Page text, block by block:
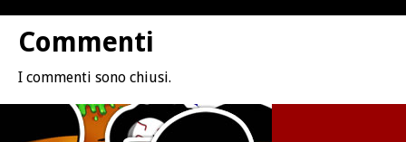
Commenti
I commenti sono chiusi.